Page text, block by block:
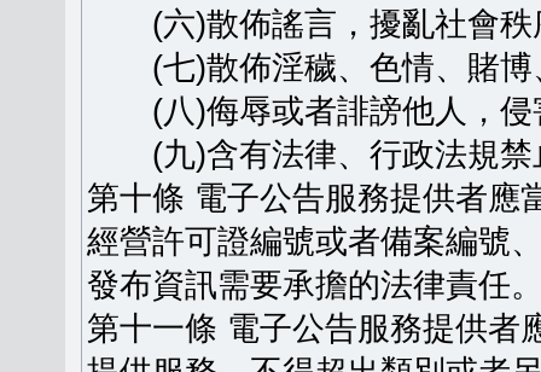
(六)散佈謠言，擾亂社會秩
(七)散佈淫穢、色情、賭博
(八)侮辱或者誹謗他人，侵
(九)含有法律、行政法規禁
第十條 電子公告服務提供者應
經營許可證編號或者備案編號
發布資訊需要承擔的法律責任
第十一條 電子公告服務提供者